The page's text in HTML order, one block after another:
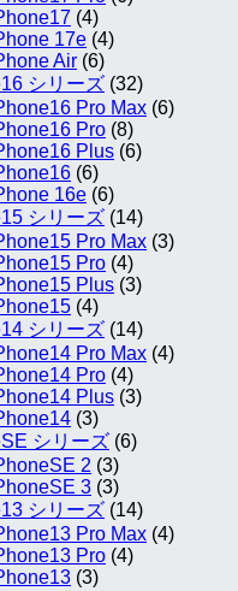
(4)
17e (4)
Air (6)
シリーズ (32)
Pro Max (6)
Pro (8)
Plus (6)
(6)
16e (6)
シリーズ (14)
Pro Max (3)
Pro (4)
Plus (3)
(4)
シリーズ (14)
Pro Max (4)
Pro (4)
Plus (3)
(3)
シリーズ (6)
2 (3)
3 (3)
シリーズ (14)
Pro Max (4)
Pro (4)
(3)